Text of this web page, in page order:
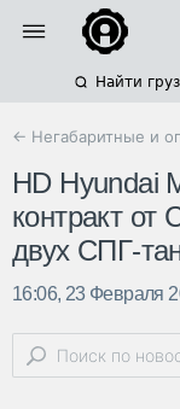
Найти
← Негабаритные и
HD Hyundai
контракт от
двух СПГ-
16:06, 23 Февраля